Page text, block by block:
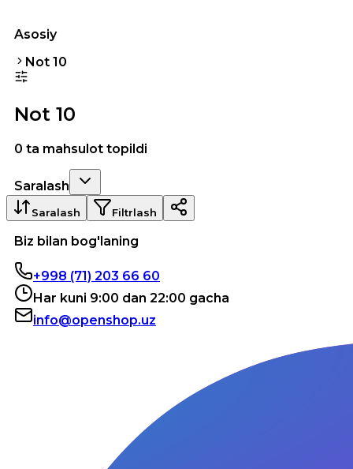
Asosiy
Not 10
Not 10
0 ta mahsulot topildi
Saralash
Saralash Filtrlash
Biz bilan bog'laning
+998 (71) 203 66 60
Har kuni 9:00 dan 22:00 gacha
info@openshop.uz